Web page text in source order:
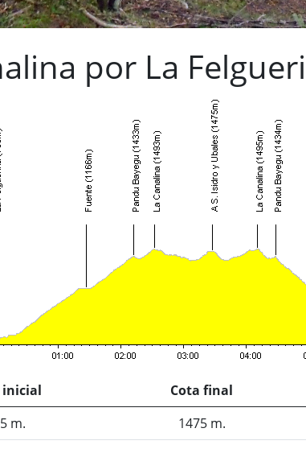
por La
inicial Cota final
m. 1475 m.